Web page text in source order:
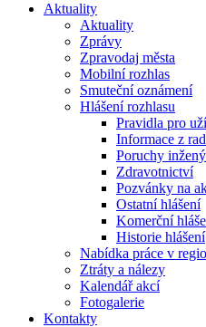
Aktuality
Aktuality
Zprávy
Zpravodaj města
Mobilní rozhlas
Smuteční oznámení
Hlášení rozhlasu
Pravidla pro
Informace z
Poruchy
Zdravotnictví
Pozvánky na
Ostatní hlášení
Komerční
Historie hlášení
Nabídka práce v
Ztráty a nálezy
Kalendář akcí
Fotogalerie
Kontakty